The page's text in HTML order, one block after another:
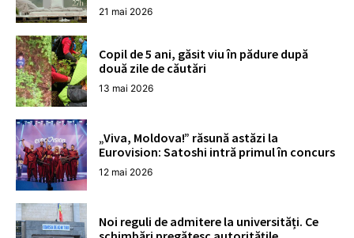
21 mai 2026
Copil de 5 ani, găsit viu în pădure după
două zile de căutări
13 mai 2026
„Viva, Moldova!” răsună astăzi la
Eurovision: Satoshi intră primul în concurs
12 mai 2026
Noi reguli de admitere la universități. Ce